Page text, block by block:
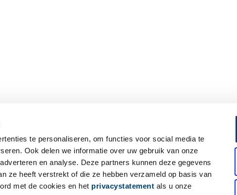
te personaliseren, om functies voor social media te
Ook delen we informatie over uw gebruik van onze
en analyse. Deze partners kunnen deze gegevens
ze heeft verstrekt of die ze hebben verzameld op basis van
met de cookies en het privacystatement als u onze